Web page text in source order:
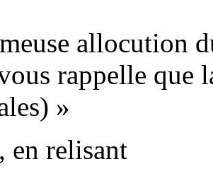
allocution
rappelle que
»
en relisant